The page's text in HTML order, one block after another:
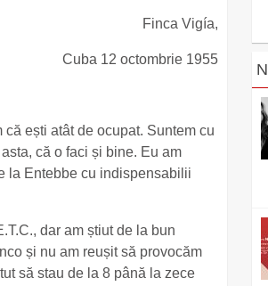
Finca Vigía,
Cuba 12 octombrie 1955
ești atât de ocupat. Suntem cu
că o faci și bine. Eu am
la Entebbe cu indispensabilii
dar am știut de la bun
și nu am reușit să provocăm
să stau de la 8 până la zece